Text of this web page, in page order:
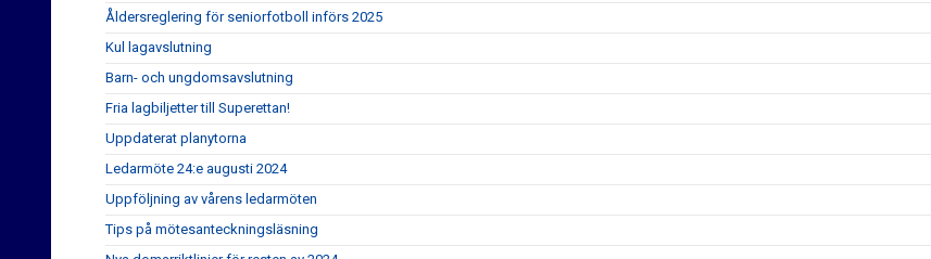
Åldersreglering för seniorfotboll införs 2025
Kul lagavslutning
Barn- och ungdomsavslutning
Fria lagbiljetter till Superettan!
Uppdaterat planytorna
Ledarmöte 24:e augusti 2024
Uppföljning av vårens ledarmöten
Tips på mötesanteckningsläsning